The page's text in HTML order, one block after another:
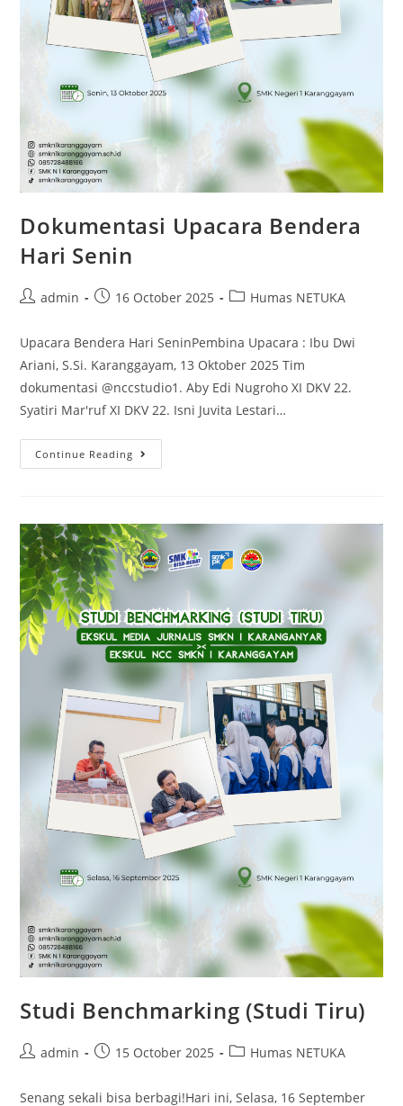
Dokumentasi Upacara Bendera
Hari Senin
Postadmin
Post16 October 2025
PostHumas NETUKA
Upacara Bendera Hari SeninPembina Upacara : Ibu Dwi
Ariani, S.Si. Karanggayam, 13 Oktober 2025 Tim
dokumentasi @nccstudio1. Aby Edi Nugroho XI DKV 22.
Syatiri Mar'ruf XI DKV 22. Isni Juvita Lestari…
Continue Reading
Upacara
Senin
Studi Benchmarking (Studi Tiru)
Postadmin
Post15 October 2025
PostHumas NETUKA
Senang sekali bisa berbagi!Hari ini, Selasa, 16 September